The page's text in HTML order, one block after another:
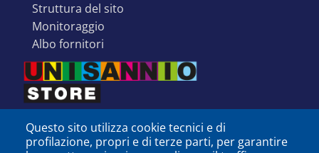
struttura del sito
monitoraggio
albo fornitori
Questo sito utilizza cookie tecnici e di
profilazione, propri e di terze parti, per garantire